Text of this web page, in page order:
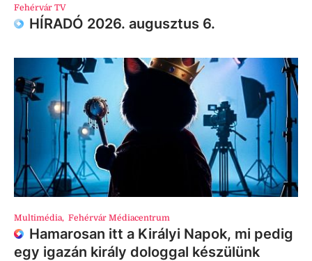
Fehérvár TV
HÍRADÓ 2026. augusztus 6.
Multimédia, Fehérvár Médiacentrum
Hamarosan itt a Királyi Napok, mi pedig
egy igazán király dologgal készülünk